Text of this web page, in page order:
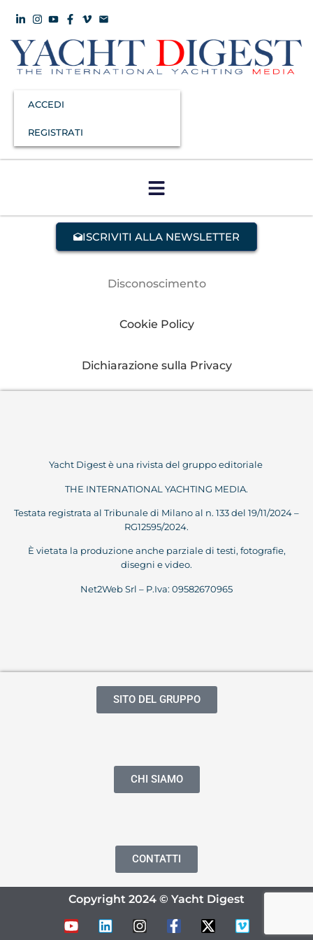
ACCEDI
REGISTRATI
ISCRIVITI ALLA NEWSLETTER
Disconoscimento
Cookie Policy
Dichiarazione sulla Privacy
Yacht Digest è una rivista del gruppo editoriale
THE INTERNATIONAL YACHTING MEDIA.
Testata registrata al Tribunale di Milano al n. 133 del 19/11/2024 –
RG12595/2024.
È vietata la produzione anche parziale di testi, fotografie,
disegni e video.
Net2Web Srl – P.Iva: 09582670965
SITO DEL GRUPPO
CHI SIAMO
CONTATTI
Copyright 2024 © Yacht Digest